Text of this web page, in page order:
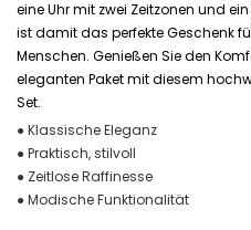
eine Uhr mit zwei Zeitzonen und
ist damit das perfekte Geschenk
Menschen. Genießen Sie den
eleganten Paket mit diesem
Set.
● Klassische Eleganz
● Praktisch, stilvoll
● Zeitlose Raffinesse
● Modische Funktionalität